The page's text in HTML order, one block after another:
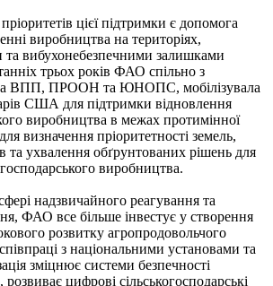
цієї підтримки є допомога
виробництва на територіях,
та вибухонебезпечними залишками
трьох років ФАО спільно з
ВПП, ПРООН та ЮНОПС, мобілізувала
США для підтримки відновлення
виробництва в межах протимінної
визначення пріоритетності земель,
та ухвалення обґрунтованих рішень для
виробництва.
надзвичайного реагування та
ФАО все більше інвестує у створення
розвитку агропродовольчого
з національними установами та
зміцнює системи безпечності
цифрові сільськогосподарські